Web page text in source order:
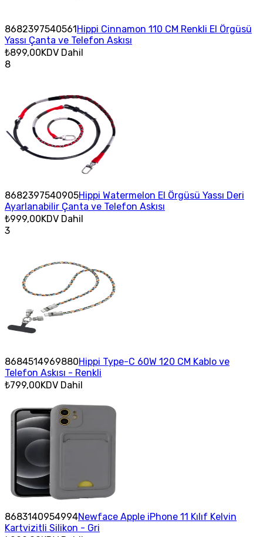
8682397540561Hippi Cinnamon 110 CM Renkli El Örgüsü
Yassı Çanta ve Telefon Askısı
₺899,00KDV Dahil
8
8682397540905Hippi Watermelon El Örgüsü Yassı Deri
Ayarlanabilir Çanta ve Telefon Askısı
₺999,00KDV Dahil
3
8684514969880Hippi Type-C 60W 120 CM Kablo ve
Telefon Askısı - Renkli
₺799,00KDV Dahil
8683140954994Newface Apple iPhone 11 Kılıf Kelvin
Kartvizitli Silikon - Gri